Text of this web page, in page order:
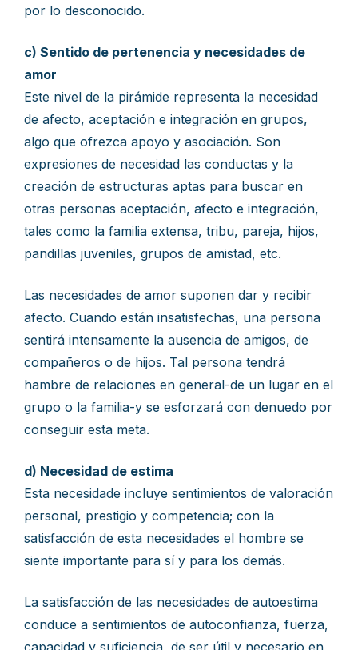
por lo desconocido.
c) Sentido de pertenencia y necesidades de
amor
Este nivel de la pirámide representa la necesidad
de afecto, aceptación e integración en grupos,
algo que ofrezca apoyo y asociación. Son
expresiones de necesidad las conductas y la
creación de estructuras aptas para buscar en
otras personas aceptación, afecto e integración,
tales como la familia extensa, tribu, pareja, hijos,
pandillas juveniles, grupos de amistad, etc.
Las necesidades de amor suponen dar y recibir
afecto. Cuando están insatisfechas, una persona
sentirá intensamente la ausencia de amigos, de
compañeros o de hijos. Tal persona tendrá
hambre de relaciones en general-de un lugar en el
grupo o la familia-y se esforzará con denuedo por
conseguir esta meta.
d) Necesidad de estima
Esta necesidade incluye sentimientos de valoración
personal, prestigio y competencia; con la
satisfacción de esta necesidades el hombre se
siente importante para sí y para los demás.
La satisfacción de las necesidades de autoestima
conduce a sentimientos de autoconfianza, fuerza,
capacidad y suficiencia, de ser útil y necesario en